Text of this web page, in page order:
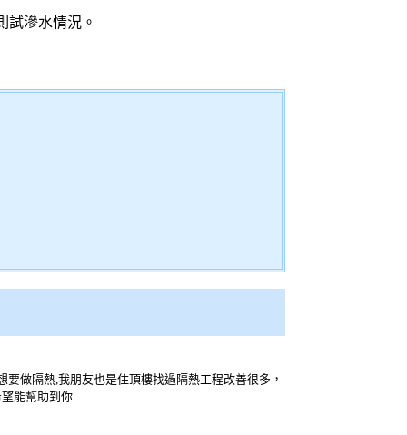
試滲水情況。
做隔熱,我朋友也是住頂樓找過隔熱工程改善很多，
能幫助到你